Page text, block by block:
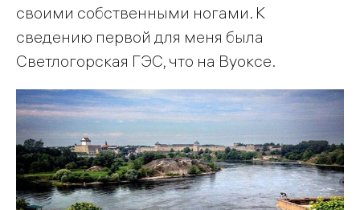
своими собственными ногами. К
сведению первой для меня была
Светлогорская ГЭС, что на Вуоксе.